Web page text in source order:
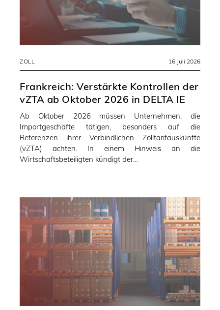
ZOLL 16 Juli 2026
Frankreich: Verstärkte Kontrollen der
vZTA ab Oktober 2026 in DELTA IE
Ab Oktober 2026 müssen Unternehmen, die
Importgeschäfte tätigen, besonders auf die
Referenzen ihrer Verbindlichen Zolltarifauskünfte
(vZTA) achten. In einem Hinweis an die
Wirtschaftsbeteiligten kündigt der…